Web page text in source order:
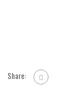
Share: